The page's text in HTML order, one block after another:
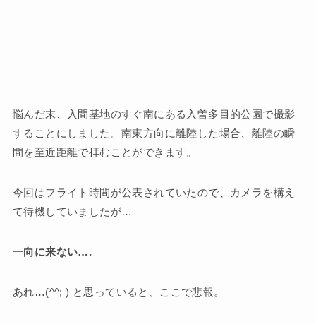
悩んだ末、入間基地のすぐ南にある入曽多目的公園で撮影
することにしました。南東方向に離陸した場合、離陸の瞬
間を至近距離で拝むことができます。
今回はフライト時間が公表されていたので、カメラを構え
て待機していましたが…
一向に来ない….
あれ…(^^; ) と思っていると、ここで悲報。